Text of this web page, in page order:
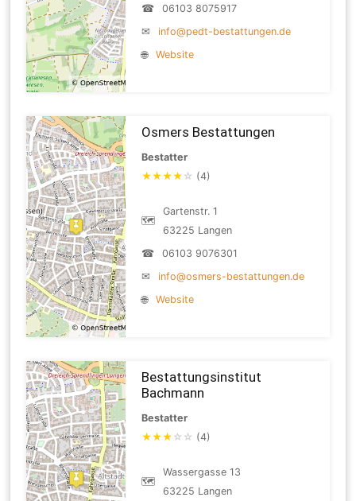
☎
06103 8075917
✉
info@pedt-bestattungen.de
🌐
Website
Osmers Bestattungen
Bestatter
★★★★ ☆ (4)
🗺
Gartenstr. 1
63225 Langen
☎
06103 9076301
✉
info@osmers-bestattungen.de
🌐
Website
Bestattungsinstitut
Bachmann
Bestatter
★★★ ☆ ☆ (4)
🗺
Wassergasse 13
63225 Langen